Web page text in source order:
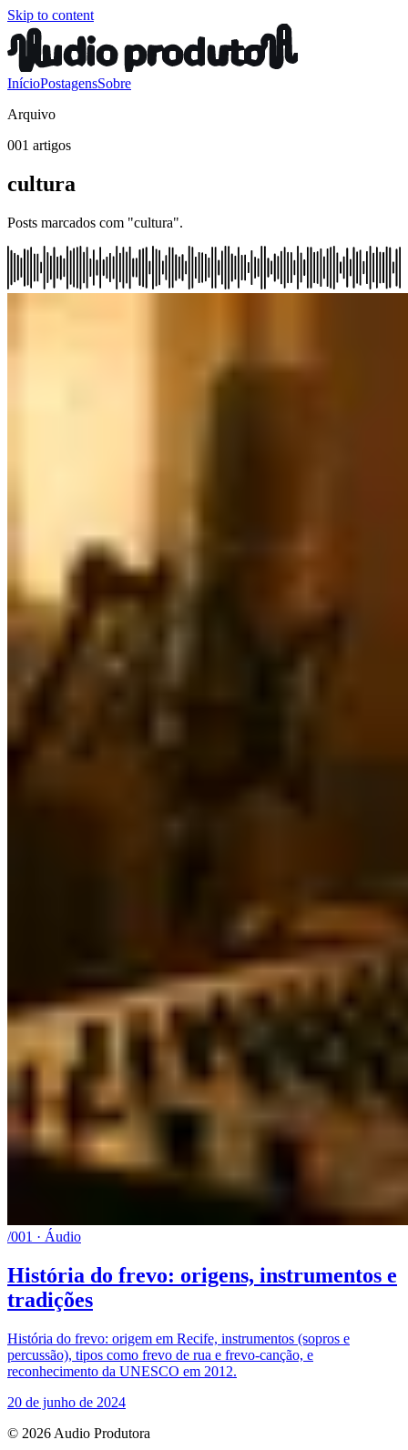
Skip to content
InícioPostagensSobre
Arquivo
001 artigos
cultura
Posts marcados com "cultura".
/001 · Áudio
História do frevo: origens, instrumentos e
tradições
História do frevo: origem em Recife, instrumentos (sopros e
percussão), tipos como frevo de rua e frevo-canção, e
reconhecimento da UNESCO em 2012.
20 de junho de 2024
© 2026 Audio Produtora